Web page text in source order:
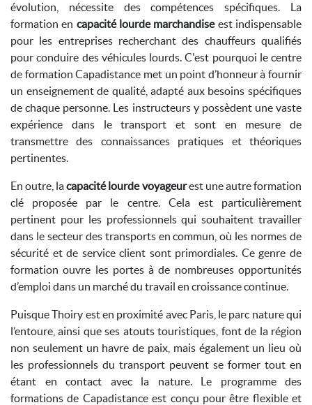
évolution, nécessite des compétences spécifiques. La
formation en capacité lourde marchandiseest indispensable
pour les entreprises recherchant des chauffeurs qualifiés
pour conduire des véhicules lourds. C'est pourquoi le centre
de formation Capadistance met un point d’honneur à fournir
un enseignement de qualité, adapté aux besoins spécifiques
de chaque personne. Les instructeurs y possèdent une vaste
expérience dans le transport et sont en mesure de
transmettre des connaissances pratiques et théoriques
pertinentes.
En outre, lacapacité lourde voyageurest une autre formation
clé proposée par le centre. Cela est particulièrement
pertinent pour les professionnels qui souhaitent travailler
dans le secteur des transports en commun, où les normes de
sécurité et de service client sont primordiales. Ce genre de
formation ouvre les portes à de nombreuses opportunités
d’emploi dans un marché du travail en croissance continue.
Puisque Thoiry est en proximité avec Paris, le parc nature qui
l’entoure, ainsi que ses atouts touristiques, font de la région
non seulement un havre de paix, mais également un lieu où
les professionnels du transport peuvent se former tout en
étant en contact avec la nature. Le programme des
formations de Capadistance est conçu pour être flexible et